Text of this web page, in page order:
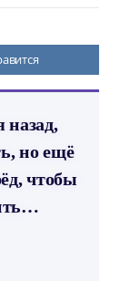
назад,
но ещё
чтобы